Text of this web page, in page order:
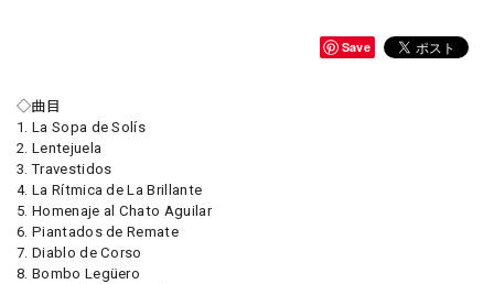
Save
◇曲目
1. La Sopa de Solís
2. Lentejuela
3. Travestidos
4. La Rítmica de La Brillante
5. Homenaje al Chato Aguilar
6. Piantados de Remate
7. Diablo de Corso
8. Bombo Legüero